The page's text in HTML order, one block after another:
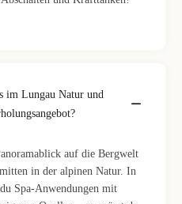
im Lungau Natur und
auf die Bergwelt
in der alpinen Natur. In
Spa-Anwendungen mit